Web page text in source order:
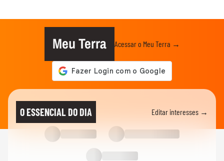
Meu Terra Acessar o Meu Terra →
O ESSENCIAL DO DIA Editar interesses →